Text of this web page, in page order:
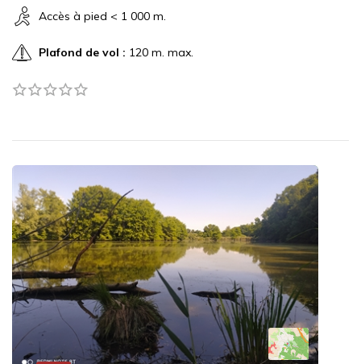
Accès à pied < 1 000 m.
Plafond de vol : 120 m. max.